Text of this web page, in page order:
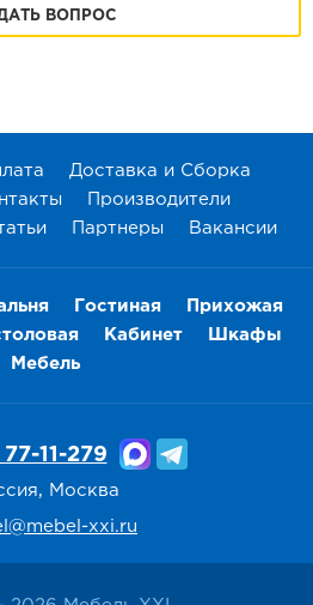
ВОПРОС
Доставка и Сборка
Производители
Партнеры Вакансии
Гостиная
Прихожая
Кабинет
Шкафы
Мебель
11-279
Москва
xxi.ru